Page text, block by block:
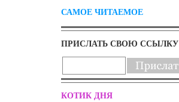
САМОЕ ЧИТАЕМОЕ
ПРИСЛАТЬ СВОЮ ССЫЛКУ
КОТИК ДНЯ